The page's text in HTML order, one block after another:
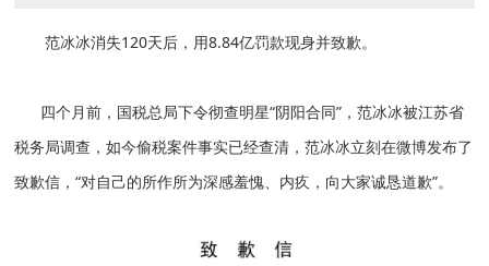
范冰冰消失120天后，用8.84亿罚款现身并致歉。
四个月前，国税总局下令彻查明星“阴阳合同”，范冰冰被江苏省
税务局调查，如今偷税案件事实已经查清，范冰冰立刻在微博发布了
致歉信，“对自己的所作所为深感羞愧、内疚，向大家诚恳道歉”。